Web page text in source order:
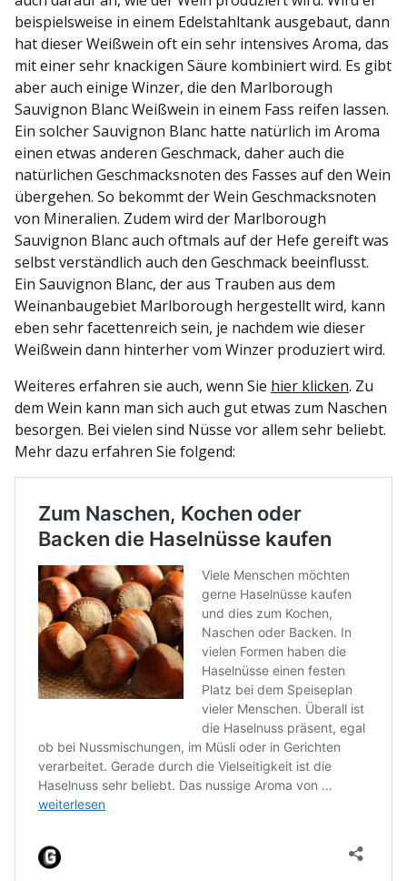
beispielsweise in einem Edelstahltank ausgebaut, dann
hat dieser Weißwein oft ein sehr intensives Aroma, das
mit einer sehr knackigen Säure kombiniert wird. Es gibt
aber auch einige Winzer, die den Marlborough
Sauvignon Blanc Weißwein in einem Fass reifen lassen.
Ein solcher Sauvignon Blanc hatte natürlich im Aroma
einen etwas anderen Geschmack, daher auch die
natürlichen Geschmacksnoten des Fasses auf den Wein
übergehen. So bekommt der Wein Geschmacksnoten
von Mineralien. Zudem wird der Marlborough
Sauvignon Blanc auch oftmals auf der Hefe gereift was
selbst verständlich auch den Geschmack beeinflusst.
Ein Sauvignon Blanc, der aus Trauben aus dem
Weinanbaugebiet Marlborough hergestellt wird, kann
eben sehr facettenreich sein, je nachdem wie dieser
Weißwein dann hinterher vom Winzer produziert wird.
Weiteres erfahren sie auch, wenn Sie hier klicken. Zu
dem Wein kann man sich auch gut etwas zum Naschen
besorgen. Bei vielen sind Nüsse vor allem sehr beliebt.
Mehr dazu erfahren Sie folgend: